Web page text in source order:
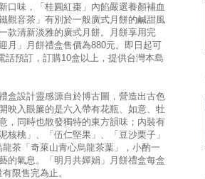
口味，「桂圓紅棗」內餡嚴選養顏補血
觀音茶」有別於一般廣式月餅的鹹甜風
款清新淡雅的廣式月餅。月餅享用完
月」月餅禮盒售價為880元。即日起可
預訂，訂購10盒以上，提供台灣本島
盒設計靈感源自於博古圖，營造出古色
映入眼簾的是六入帶有花瓶、如意、牡
，同時也散發獨特的東方韻味；內裝有
桃」、「伍仁堅果」、「豆沙栗子」
茶「奇萊山青心烏龍茶葉」，小酌一
的氣息。「明月共嬋娟」月餅禮盒每盒
限售完為止。